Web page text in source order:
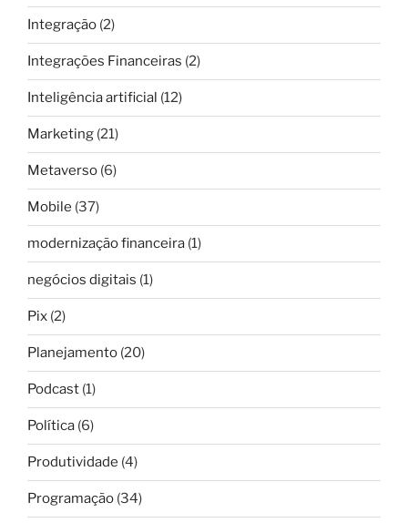
Integração (2)
Integrações Financeiras (2)
Inteligência artificial (12)
Marketing (21)
Metaverso (6)
Mobile (37)
modernização financeira (1)
negócios digitais (1)
Pix (2)
Planejamento (20)
Podcast (1)
Política (6)
Produtividade (4)
Programação (34)